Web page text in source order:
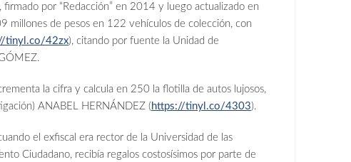
por “Redacción” en 2014 y luego actualizado en
millones de pesos en 122 vehículos de colección, con
tinyl.co/42zx), citando por fuente la Unidad de
la cifra y calcula en 250 la flotilla de autos lujosos,
ANABEL HERNÁNDEZ ( https://tinyl.co/4303).
el exfiscal era rector de la Universidad de las
Ciudadano, recibía regalos costosísimos por parte de